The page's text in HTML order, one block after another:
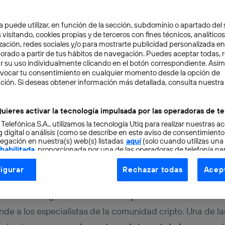
7 min
entre
las tecnologías de registro distribuido (Distributed
generalizado:
a los especialistas de la comunidad cripto. Una de
puede utilizar, en función de la sección, subdominio o apartado del
visitando, cookies propias y de terceros con fines técnicos,
redes sociales y/o para mostrarte publicidad personalizada
a partir de tus hábitos de navegación. Puedes aceptar todas,
su uso individualmente clicando en el botón correspondiente.
tu consentimiento en cualquier momento desde la opción de
Si deseas obtener información más detallada, consulta nuestra
activar la tecnología impulsada por las operadoras de
S.A., utilizamos la tecnología Utiq para realizar nuestras
digital o análisis (como se describe en este aviso de
en nuestra(s) web(s) listadas aquí(solo cuando utilizas una
, proporcionada por una de las operadoras de telefonía
consentimiento en cada página web).
Utiq está diseñada con la privacidad como prioridad
tu dirección IP y otra información de la cuenta de cliente de
la conexión que utilizas (p. ej., número de teléfono móvil).
Rechazar todas